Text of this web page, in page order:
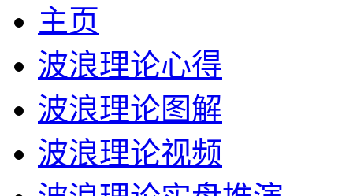
主页
波浪理论心得
波浪理论图解
波浪理论视频